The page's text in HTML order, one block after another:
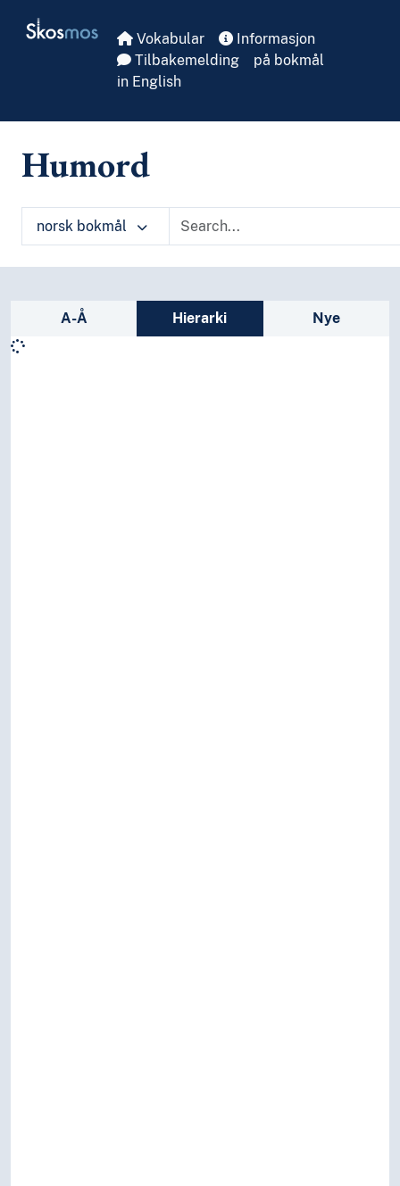
Skosmos Vokabular
Informasjon
Tilbakemelding
på bokmål
in English
Humord
norsk bokmål
Sidefelt: navigér i vokabularet
A-Å Hierarki Nye